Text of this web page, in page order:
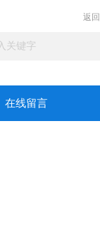
返
在线留言